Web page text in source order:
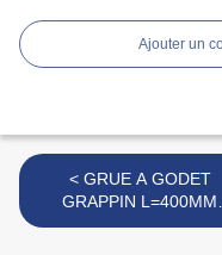
Ajouter un
< GRUE A GODET
GRAPPIN L=400MM
MARQUE POLY-